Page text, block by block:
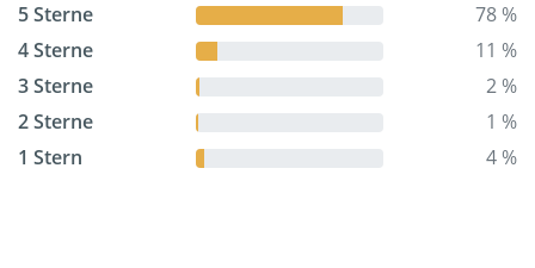
5 Sterne
78 %
4 Sterne
11 %
3 Sterne
2 %
2 Sterne
1 %
1 Stern
4 %